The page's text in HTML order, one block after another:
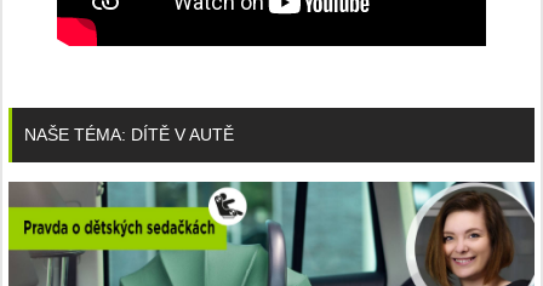
NAŠE TÉMA: DÍTĚ V AUTĚ